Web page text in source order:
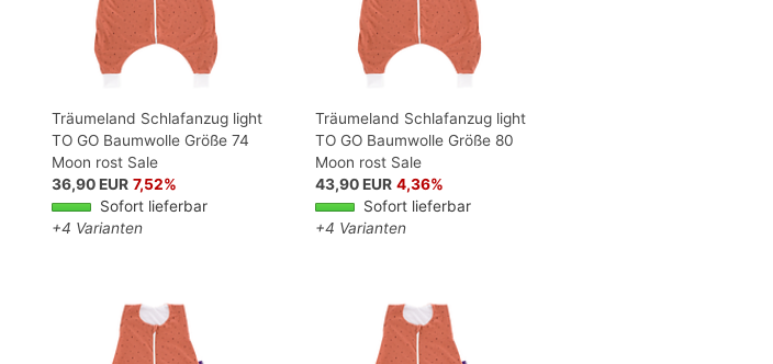
Träumeland Schlafanzug light
TO GO Baumwolle Größe 74
Moon rost Sale
36,90 EUR 7,52%
Sofort lieferbar
+4 Varianten
Träumeland Schlafanzug light
TO GO Baumwolle Größe 80
Moon rost Sale
43,90 EUR 4,36%
Sofort lieferbar
+4 Varianten